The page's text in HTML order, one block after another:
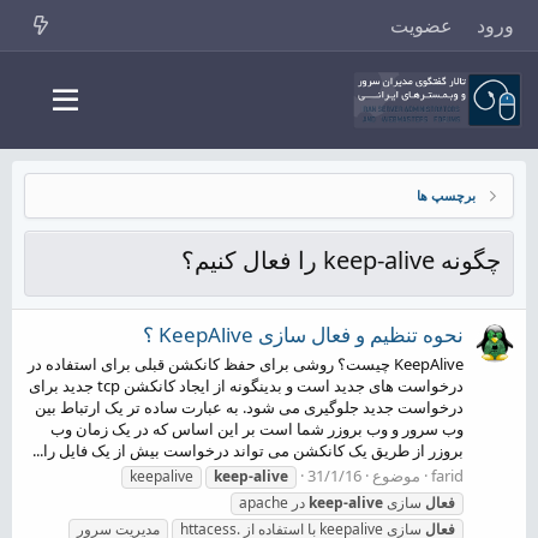
ورود عضویت
برچسپ ها
چگونه keep-alive را فعال کنیم؟
نحوه تنظیم و فعال سازی KeepAlive ؟
KeepAlive چیست؟ روشی برای حفظ کانکشن قبلی برای استفاده در
درخواست های جدید است و بدینگونه از ایجاد کانکشن tcp جدید برای
درخواست جدید جلوگیری می شود. به عبارت ساده تر یک ارتباط بین
وب سرور و وب بروزر شما است بر این اساس که در یک زمان وب
بروزر از طریق یک کانکشن می تواند درخواست بیش از یک فایل را...
farid موضوع 31/1/16
keep-alive
keepalive
فعال سازیkeep-alive در apache
فعال سازی keepalive با استفاده از .httacess مدیریت سرور